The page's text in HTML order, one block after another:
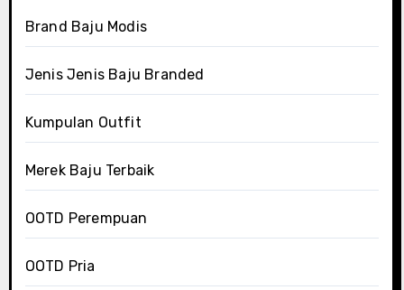
Brand Baju Modis
Jenis Jenis Baju Branded
Kumpulan Outfit
Merek Baju Terbaik
OOTD Perempuan
OOTD Pria